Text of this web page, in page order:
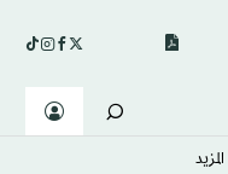
المزيد